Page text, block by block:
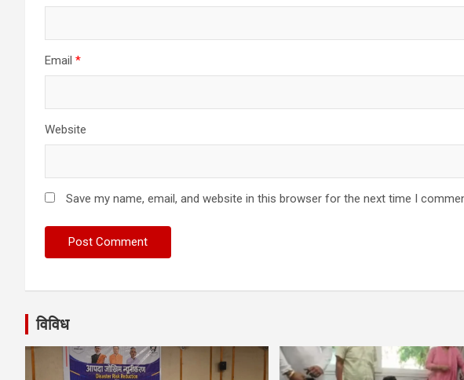
Email *
Website
Save my name, email, and website in this browser for the next time I
विविध